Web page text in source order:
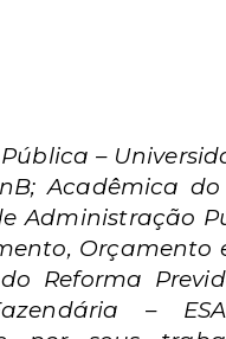
–
Acadêmica
Administração
Orçamento
Reforma
–